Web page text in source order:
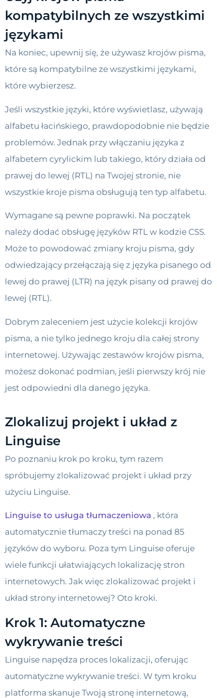
kompatybilnych ze wszystkimi
językami
Na koniec, upewnij się, że używasz krojów pisma,
które są kompatybilne ze wszystkimi językami,
które wybierzesz.
Jeśli wszystkie języki, które wyświetlasz, używają
alfabetu łacińskiego, prawdopodobnie nie będzie
problemów. Jednak przy włączaniu języka z
alfabetem cyrylickim lub takiego, który działa od
prawej do lewej (RTL) na Twojej stronie, nie
wszystkie kroje pisma obsługują ten typ alfabetu.
Wymagane są pewne poprawki. Na początek
należy dodać obsługę języków RTL w kodzie CSS.
Może to powodować zmiany kroju pisma, gdy
odwiedzający przełączają się z języka pisanego od
lewej do prawej (LTR) na język pisany od prawej do
lewej (RTL).
Dobrym zaleceniem jest użycie kolekcji krojów
pisma, a nie tylko jednego kroju dla całej strony
internetowej. Używając zestawów krojów pisma,
możesz dokonać podmian, jeśli pierwszy krój nie
jest odpowiedni dla danego języka.
Zlokalizuj projekt i układ z
Linguise
Po poznaniu krok po kroku, tym razem
spróbujemy zlokalizować projekt i układ przy
użyciu Linguise.
Linguise to usługa tłumaczeniowa , która
automatycznie tłumaczy treści na ponad 85
języków do wyboru. Poza tym Linguise oferuje
wiele funkcji ułatwiających lokalizację stron
internetowych. Jak więc zlokalizować projekt i
układ strony internetowej? Oto kroki.
Krok 1: Automatyczne
wykrywanie treści
Linguise napędza proces lokalizacji, oferując
automatyczne wykrywanie treści. W tym kroku
platforma skanuje Twoją stronę internetową,